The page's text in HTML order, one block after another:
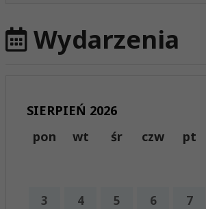
Wydarzenia
SIERPIEŃ 2026
pon
wt śr czw pt
3 4 5 6 7